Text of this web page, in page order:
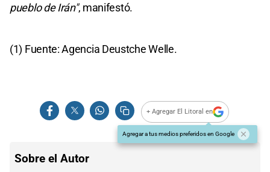
pueblo de Irán", manifestó.
(1) Fuente: Agencia Deustche Welle.
+ Agregar El Litoral en
Agregar a tus medios preferidos en Google
Sobre el Autor